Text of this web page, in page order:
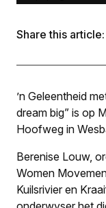
Share this article:
’n Geleentheid
dream big” is op
Hoofweg in
Berenise Louw,
Women
Kuilsrivier en